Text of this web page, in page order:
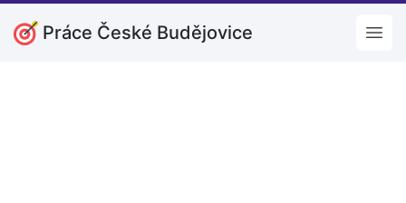
Práce České Budějovice